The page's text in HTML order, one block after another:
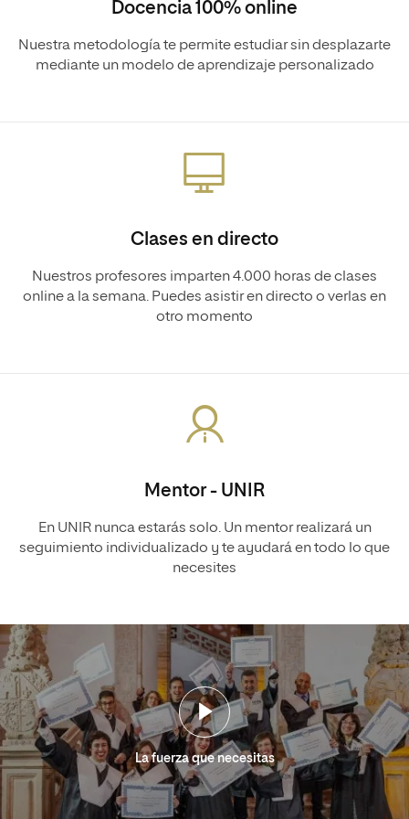
Docencia 100% online
Nuestra metodología te permite estudiar sin desplazarte
mediante un modelo de aprendizaje personalizado
Clases en directo
Nuestros profesores imparten 4.000 horas de clases
online a la semana. Puedes asistir en directo o verlas en
otro momento
Mentor - UNIR
En UNIR nunca estarás solo. Un mentor realizará un
seguimiento individualizado y te ayudará en todo lo que
necesites
La fuerza que necesitas